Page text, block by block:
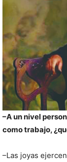
–A un nivel
como trabajo,
–Las joyas